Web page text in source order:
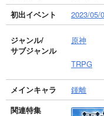
初出イベント
2023/
ジャンル/
サブジャンル
原神
TRPG
メインキャラ
鍾離
関連特集